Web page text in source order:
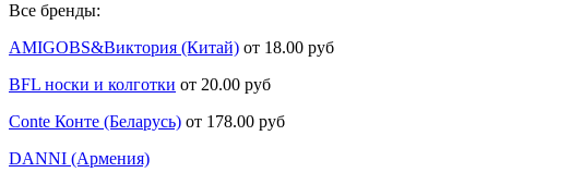
Все бренды:
AMIGOBS&Виктория (Китай) от 18.00 руб
BFL носки и колготки от 20.00 руб
Conte Конте (Беларусь) от 178.00 руб
DANNI (Армения)